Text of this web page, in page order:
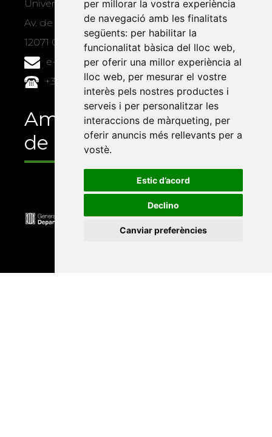
per millorar la vostra experiència
de navegació amb les finalitats
següents: per habilitar la
funcionalitat bàsica del lloc web,
per oferir una millor experiència al
lloc web, per mesurar el vostre
interès pels nostres productes i
serveis i per personalitzar les
interaccions de màrqueting, per
oferir anuncis més rellevants per a
vostè.
Estic d’acord
Declino
Canviar preferències
Universitat Jaume I, local 10
Av. de Vicent Sos Baynat, s/n
12071 Castelló de la Plana
e-buc@vives.org
+34 964 72 89 93
Amb el suport
de